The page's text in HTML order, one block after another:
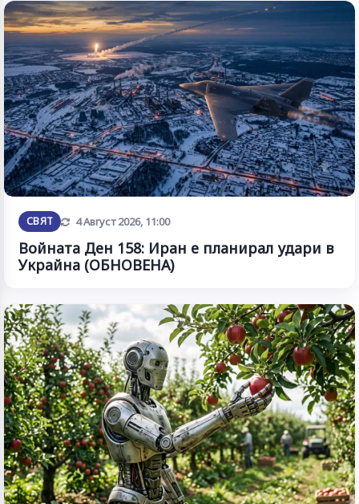
СВЯТ Обновена
4 Август 2026, 11:00
Войната Ден 158: Иран е планирал удари в
Украйна (ОБНОВЕНА)